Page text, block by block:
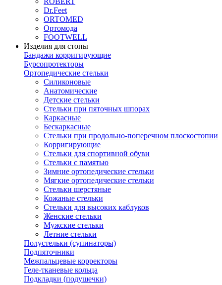
Dr.Feet
ORTOMED
Ортомода
FOOTWELL
Изделия для стопы
Бандажи корригирующие
Бурсопротекторы
Ортопедические стельки
Силиконовые
Анатомические
Детские стельки
Стельки при пяточных шпорах
Каркасные
Бескаркасные
Стельки при продольно-поперечном плоскостопии
Корригирующие
Стельки для спортивной обуви
Стельки с памятью
Зимние ортопедические стельки
Мягкие ортопедические стельки
Стельки шерстяные
Кожаные стельки
Стельки для высоких каблуков
Женские стельки
Мужские стельки
Летние стельки
Полустельки (супинаторы)
Подпяточники
Межпальцевые корректоры
Геле-тканевые кольца
Подкладки (подушечки)